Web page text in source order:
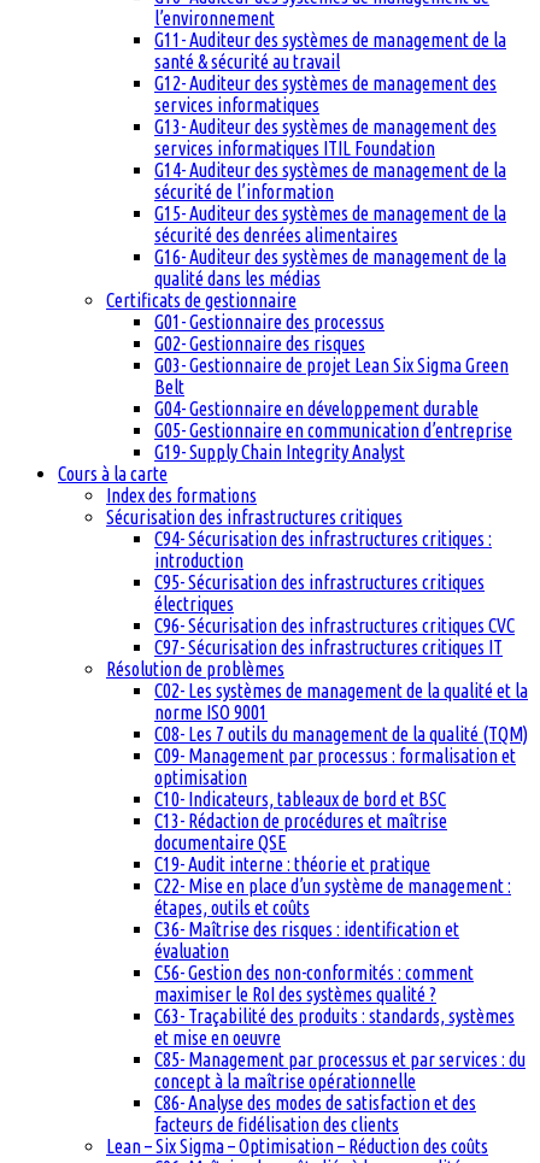
l’environnement
G11- Auditeur des systèmes de management de la
santé & sécurité au travail
G12- Auditeur des systèmes de management des
services informatiques
G13- Auditeur des systèmes de management des
services informatiques ITIL Foundation
G14- Auditeur des systèmes de management de la
sécurité de l’information
G15- Auditeur des systèmes de management de la
sécurité des denrées alimentaires
G16- Auditeur des systèmes de management de la
qualité dans les médias
Certificats de gestionnaire
G01- Gestionnaire des processus
G02- Gestionnaire des risques
G03- Gestionnaire de projet Lean Six Sigma Green
Belt
G04- Gestionnaire en développement durable
G05- Gestionnaire en communication d’entreprise
G19- Supply Chain Integrity Analyst
Cours à la carte
Index des formations
Sécurisation des infrastructures critiques
C94- Sécurisation des infrastructures critiques :
introduction
C95- Sécurisation des infrastructures critiques
électriques
C96- Sécurisation des infrastructures critiques CVC
C97- Sécurisation des infrastructures critiques IT
Résolution de problèmes
C02- Les systèmes de management de la qualité et la
norme ISO 9001
C08- Les 7 outils du management de la qualité (TQM)
C09- Management par processus : formalisation et
optimisation
C10- Indicateurs, tableaux de bord et BSC
C13- Rédaction de procédures et maîtrise
documentaire QSE
C19- Audit interne : théorie et pratique
C22- Mise en place d’un système de management :
étapes, outils et coûts
C36- Maîtrise des risques : identification et
évaluation
C56- Gestion des non-conformités : comment
maximiser le RoI des systèmes qualité ?
C63- Traçabilité des produits : standards, systèmes
et mise en oeuvre
C85- Management par processus et par services : du
concept à la maîtrise opérationnelle
C86- Analyse des modes de satisfaction et des
facteurs de fidélisation des clients
Lean – Six Sigma – Optimisation – Réduction des coûts